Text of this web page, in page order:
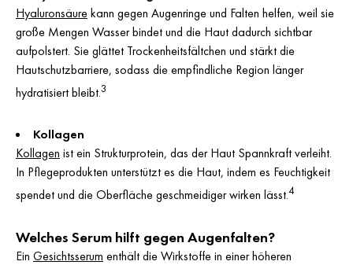
Hyaluronsäurekann gegen Augenringe und Falten helfen, weil sie
große Mengen Wasser bindet und die Haut dadurch sichtbar
aufpolstert. Sie glättet Trockenheitsfältchen und stärkt die
Hautschutzbarriere, sodass die empfindliche Region länger
hydratisiert bleibt.3
Kollagen
Kollagen ist ein Strukturprotein, das der Haut Spannkraft verleiht.
In Pflegeprodukten unterstützt es die Haut, indem es Feuchtigkeit
spendet und die Oberfläche geschmeidiger wirken lässt.4
Welches Serum hilft gegen Augenfalten?
Ein Gesichtsserum enthält die Wirkstoffe in einer höheren